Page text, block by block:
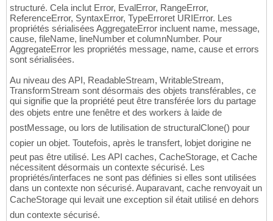
structuré. Cela inclut Error, EvalError, RangeError,
ReferenceError, SyntaxError, TypeErroret URIError. Les
propriétés sérialisées AggregateError incluent name, message,
cause, fileName, lineNumber et columnNumber. Pour
AggregateError les propriétés message, name, cause et errors
sont sérialisées.
Au niveau des API, ReadableStream, WritableStream,
TransformStream sont désormais des objets transférables, ce
qui signifie que la propriété peut être transférée lors du partage
des objets entre une fenêtre et des workers à laide de
postMessage, ou lors de lutilisation de structuralClone() pour
copier un objet. Toutefois, après le transfert, lobjet dorigine ne
peut pas être utilisé. Les API caches, CacheStorage, et Cache
nécessitent désormais un contexte sécurisé. Les
propriétés/interfaces ne sont pas définies si elles sont utilisées
dans un contexte non sécurisé. Auparavant, cache renvoyait un
CacheStorage qui levait une exception sil était utilisé en dehors
dun contexte sécurisé.